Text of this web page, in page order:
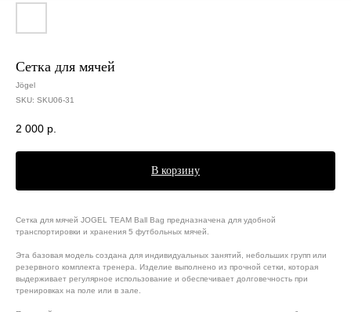
Сетка для мячей
Jögel
SKU: SKU06-31
2 000 р.
В корзину
Сетка для мячей JOGEL TEAM Ball Bag предназначена для удобной
транспортировки и хранения 5 футбольных мячей.
Эта базовая модель создана для индивидуальных занятий, небольших групп или
резервного комплекта тренера. Изделие выполнено из прочной сетки, которая
выдерживает регулярное использование и обеспечивает долговечность при
тренировках на поле или в зале.